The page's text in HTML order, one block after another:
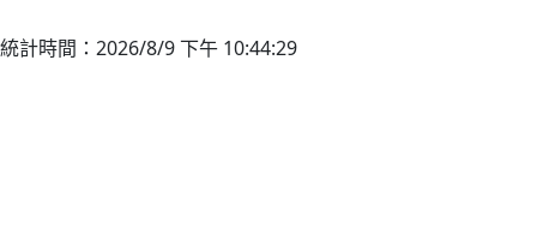
統計時間：2026/8/9 下午 10:44:29